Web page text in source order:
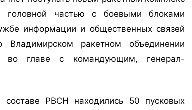
частью с боевыми блоками
информации и общественных связей
ракетном объединении
во главе с командующим, генерал-
РВСН находились 50 пусковых